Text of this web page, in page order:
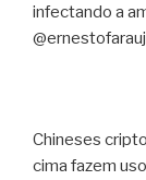
infectando a
Chineses
cima fazem